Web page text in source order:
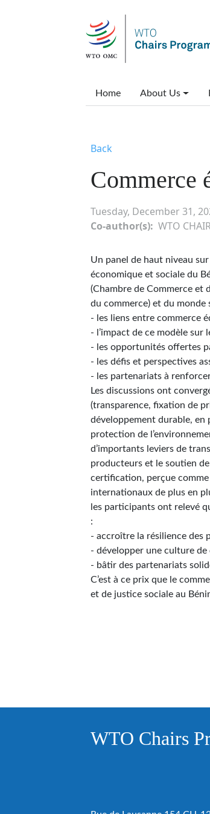
Main menu
Home About Us
Back
Commerce
Tuesday, December 31,
Co-author(s) WTO
Un panel de haut niveau
économique et sociale du
(Chambre de Commerce et
du commerce) et du
- les liens entre commerce
- l’impact de ce modèle sur
- les opportunités offertes
- les défis et perspectives
- les partenariats à
Les discussions ont
(transparence, fixation de
développement durable, en
protection de
d’importants leviers de
producteurs et le soutien
certification, perçue
internationaux de plus en
les participants ont relevé
:
- accroître la résilience des
- développer une culture
- bâtir des partenariats
C’est à ce prix que le
et de justice sociale au
WTO Chairs